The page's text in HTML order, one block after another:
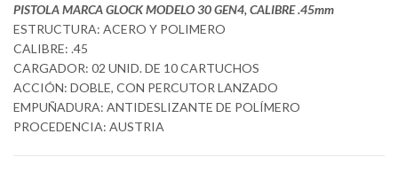
PISTOLA MARCA GLOCK MODELO 30 GEN4, CALIBRE .45mm
ESTRUCTURA: ACERO Y POLIMERO
CALIBRE: .45
CARGADOR: 02 UNID. DE 10 CARTUCHOS
ACCIÓN: DOBLE, CON PERCUTOR LANZADO
EMPUÑADURA: ANTIDESLIZANTE DE POLÍMERO
PROCEDENCIA: AUSTRIA